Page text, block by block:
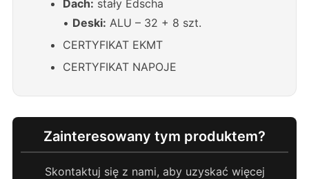
Dach: stały Edscha
• Deski: ALU – 32 + 8 szt.
CERTYFIKAT EKMT
CERTYFIKAT NAPOJE
Zainteresowany tym produktem?
Skontaktuj się z nami, aby uzyskać więcej